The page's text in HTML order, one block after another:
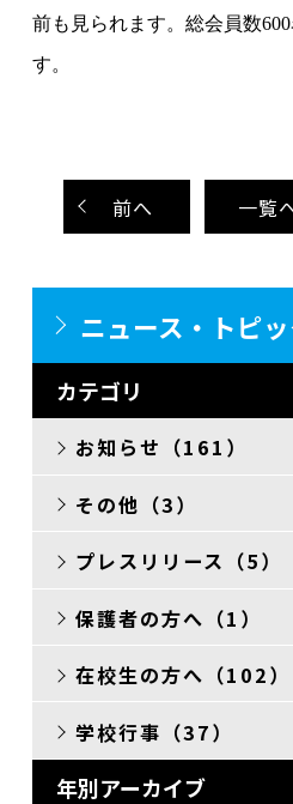
前も見られます。総会員数600
す。
前へ 一覧
ニュース・トピ
カテゴリ
お知らせ（161）
その他（3）
プレスリリース（5）
保護者の方へ（1）
在校生の方へ（102）
学校行事（37）
年別アーカイブ